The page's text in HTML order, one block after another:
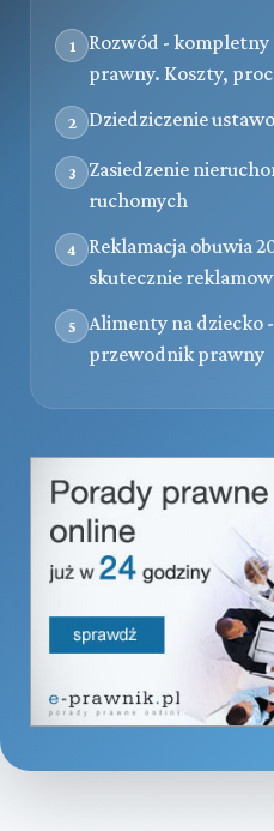
1
Rozwód -
prawny. Koszty,
2 Dziedziczenie
3
Zasiedzenie
ruchomych
4
Reklamacja obuwia
skutecznie
5
Alimenty na dziecko
przewodnik prawny